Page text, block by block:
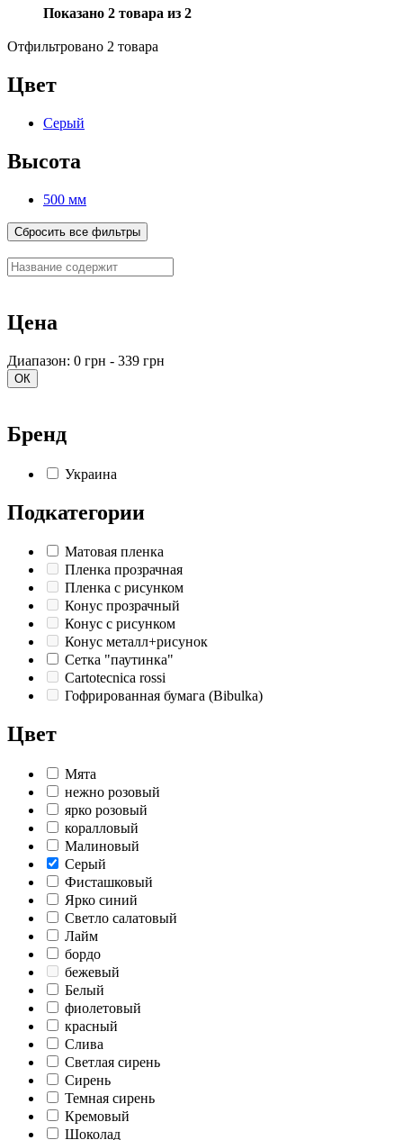
Показано 2 товара из 2
Отфильтровано 2 товара
Цвет
Серый
Высота
500 мм
Сбросить все фильтры
Цена
Диапазон: 0 грн - 339 грн
ОК
Бренд
Украина
Подкатегории
Матовая пленка
Пленка прозрачная
Пленка с рисунком
Конус прозрачный
Конус с рисунком
Конус металл+рисунок
Сетка "паутинка"
Cartotecnica rossi
Гофрированная бумага (Bibulka)
Цвет
Мята
нежно розовый
ярко розовый
коралловый
Малиновый
Серый
Фисташковый
Ярко синий
Светло салатовый
Лайм
бордо
бежевый
Белый
фиолетовый
красный
Слива
Светлая сирень
Сирень
Темная сирень
Кремовый
Шоколад